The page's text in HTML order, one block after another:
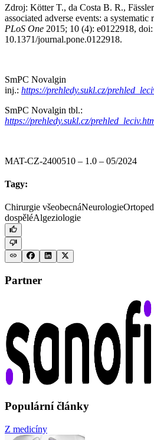
Zdroj: Kötter T., da Costa B. R.,
associated adverse events: a
PLoS One 2015; 10 (4): e0122918, doi:
10.1371/journal.pone.0122918.
SmPC Novalgin
inj.: https://prehledy.sukl.cz/
SmPC Novalgin tbl.:
https://prehledy.sukl.cz/
MAT-CZ-2400510 –⁠ 1.0 –⁠ 05/2024
Tagy:
Chirurgie všeobecnáNeurologie
dospěléAlgeziologie
Partner
Populární články
Z medicíny